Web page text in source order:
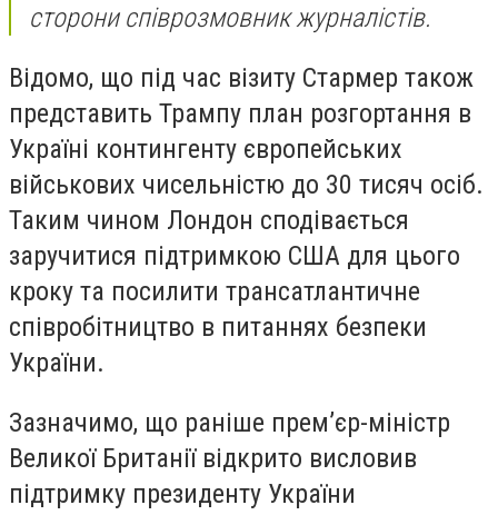
сторони співрозмовник журналістів.
Відомо, що під час візиту Стармер також
представить Трампу план розгортання в
Україні контингенту європейських
військових чисельністю до 30 тисяч осіб.
Таким чином Лондон сподівається
заручитися підтримкою США для цього
кроку та посилити трансатлантичне
співробітництво в питаннях безпеки
України.
Зазначимо, що раніше прем’єр-міністр
Великої Британії відкрито висловив
підтримку президенту України